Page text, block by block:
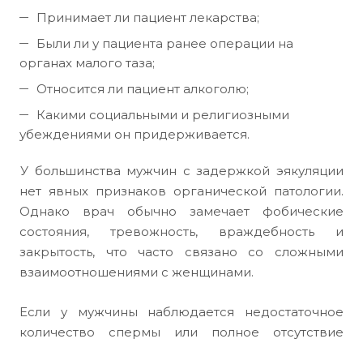
Принимает ли пациент лекарства;
Были ли у пациента ранее операции на
органах малого таза;
Относится ли пациент алкоголю;
Какими социальными и религиозными
убеждениями он придерживается.
У большинства мужчин с задержкой эякуляции
нет явных признаков органической патологии.
Однако врач обычно замечает фобические
состояния, тревожность, враждебность и
закрытость, что часто связано со сложными
взаимоотношениями с женщинами.
Если у мужчины наблюдается недостаточное
количество спермы или полное отсутствие